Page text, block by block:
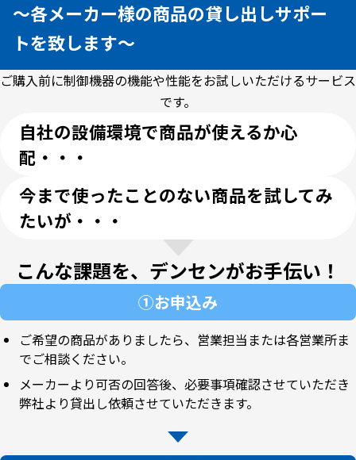
～各メーカー様の商品の貸し出しサポー
トを致します～
ご購入前に制御機器の機能や性能をお試しいただけるサービス
です。
自社の設備環境で商品が使えるか心
配・・・
今まで使ったことのない商品を試してみ
たいが・・・
こんな課題を、デンセンがお手伝い！
①お申込み
ご希望の商品がありましたら、営業担当または各営業所ま
でご相談ください。
メーカーより可否の回答後、必要事項確認させていただき
弊社より貸出し依頼させていただきます。